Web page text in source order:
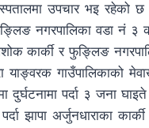
उपचार भइ रहेको छ
नगरपालिका वडा नं ३
कार्की र फुङ्लिङ
गाउँपालिकाको
दुर्घटनामा पर्दा ३ जना
झापा अर्जुनधाराका